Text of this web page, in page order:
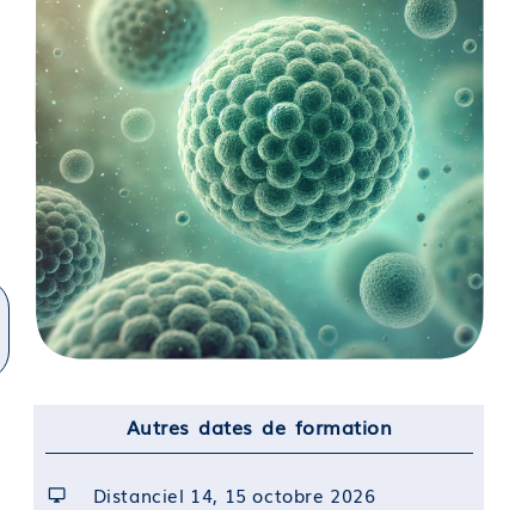
Autres dates de formation
Distanciel 14, 15 octobre 2026